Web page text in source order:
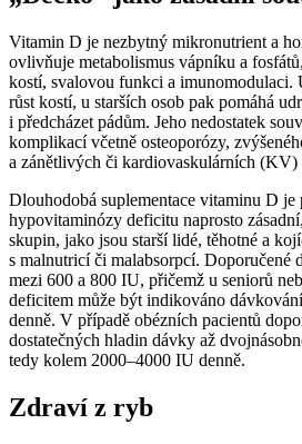
Vitamin D je nezbytný mikronutrient a
ovlivňuje metabolismus vápníku a
kostí, svalovou funkci a imunomodulaci.
růst kostí, u starších osob pak pomáhá
i předcházet pádům. Jeho nedostatek
komplikací včetně osteoporózy,
a zánětlivých či kardiovaskulárních (KV)
Dlouhodobá suplementace vitaminu D je
hypovitaminózy deficitu naprosto
skupin, jako jsou starší lidé, těhotné a
s malnutricí či malabsorpcí. Doporučené
mezi 600 a 800 IU, přičemž u seniorů
deficitem může být indikováno
denně. V případě obézních pacientů
dostatečných hladin dávky až
tedy kolem 2000–4000 IU denně.
Zdraví z ryb